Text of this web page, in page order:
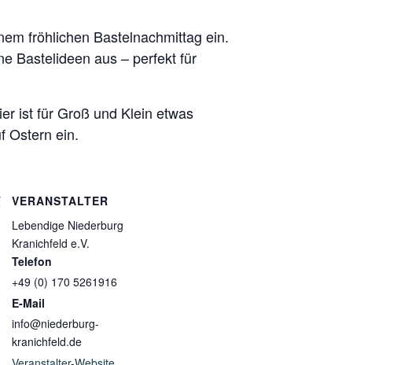
fröhlichen Bastelnachmittag ein.
Bastelideen aus – perfekt für
ist für Groß und Klein etwas
Ostern ein.
VERANSTALTER
Lebendige Niederburg
Kranichfeld e.V.
Telefon
+49 (0) 170 5261916
E-Mail
info@niederburg-
kranichfeld.de